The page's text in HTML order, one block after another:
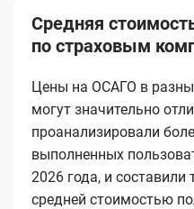
Средняя
по страховым
Цены на ОСАГО в
могут значительно
проанализировали
выполненных
2026 года, и
средней стоимостью